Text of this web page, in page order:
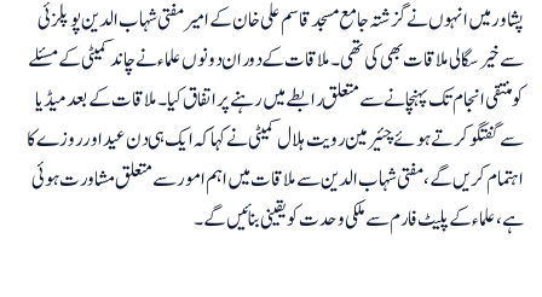
پشاور میں انہوں نے گزشتہ جامع مسجد قاسم علی خان کے امیر مفتی شہاب الدین پوپلزئی
سے خیر سگالی ملاقات بھی کی تھی۔ ملاقات کے دوران دونوں علماء نے چاند کمیٹی کے مسئلے
کومنتقی انجام تک پہنچانے سےمتعلق رابطے میں رہنے پر اتفاق کیا۔ ملاقات کے بعد میڈیا
سے گفتگو کرتے ہوئے چئیرمین رویت ہلال کمیٹی نے کہا کہ ایک ہی دن عید اور روزے کا
اہتمام کریں گے، مفتی شہاب الدین سے ملاقات میں اہم امور سے متعلق مشاورت ہوئی
ہے ، علماءکے پلیٹ فارم سے ملکی وحدت کو یقینی بنائیں گے۔